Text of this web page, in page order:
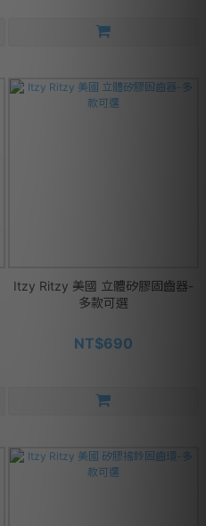
Itzy Ritzy 美國 立體矽膠固齒器-
多款可選
NT$690